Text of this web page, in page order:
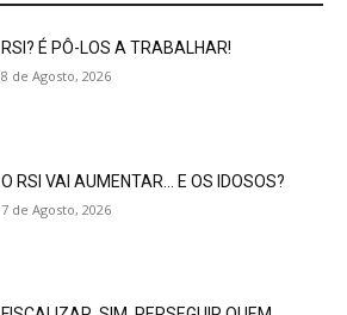
RSI? É PÔ-LOS A TRABALHAR!
8 de Agosto, 2026
O RSI VAI AUMENTAR… E OS IDOSOS?
7 de Agosto, 2026